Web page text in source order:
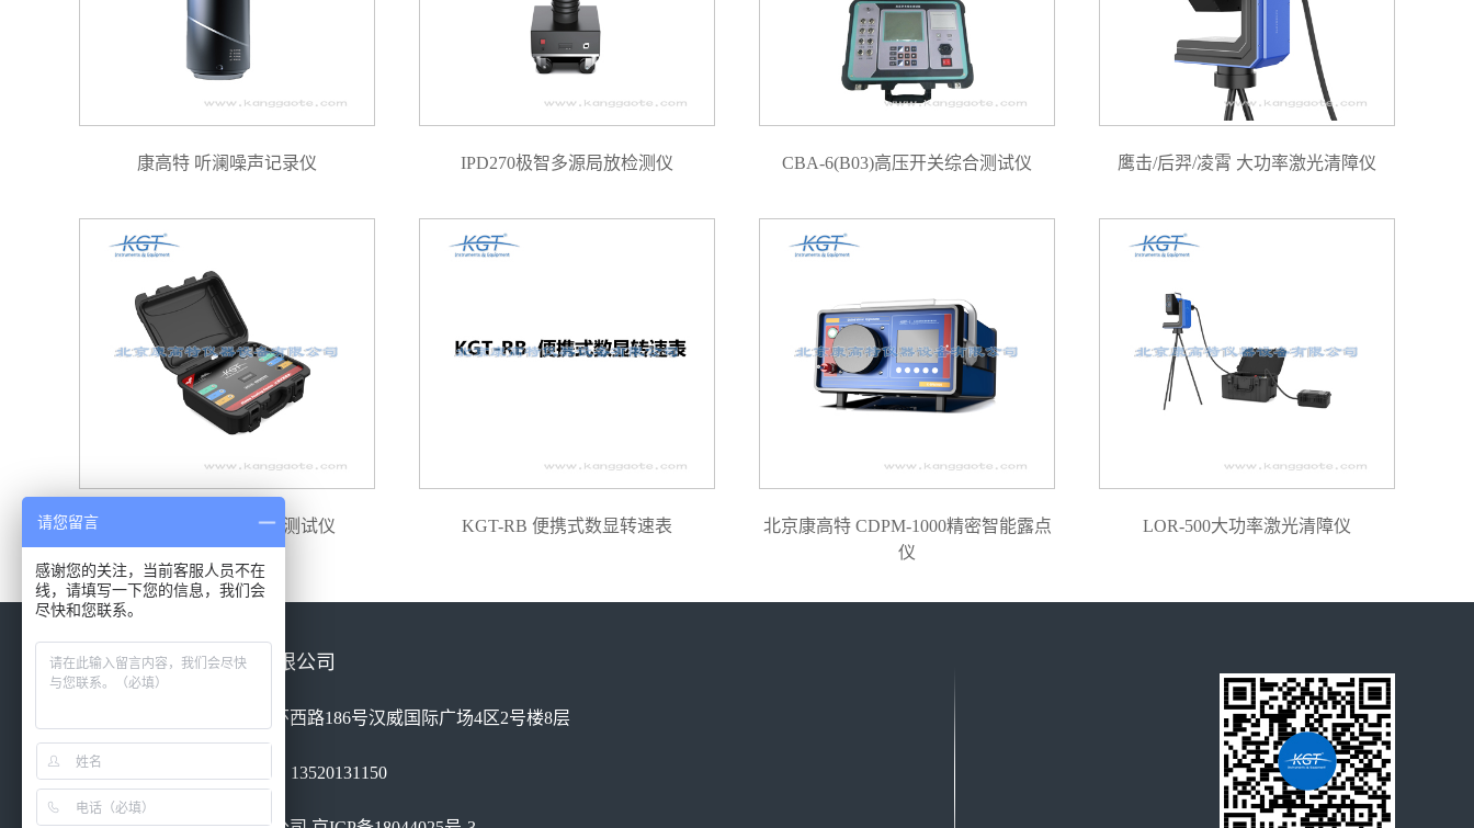
康高特 听澜噪声记录仪 IPD270极智多源局放检测仪 CBA-6(B03)高压开关综合测试仪 鹰击/后羿/凌霄 大功率激光清障仪
RPD-H 高频电缆局放测试仪 KGT-RB 便携式数显转速表
北京康高特 CDPM-1000精密智能露点
仪
LOR-500大功率激光清障仪
北京康高特仪器设备有限公司
地址：北京市丰台区南四环西路186号汉威国际广场4区2号楼8层
电话：010-68460051 手机：13520131150
请您留言
感谢您的关注，当前客服人员不在
线，请填写一下您的信息，我们会
尽快和您联系。